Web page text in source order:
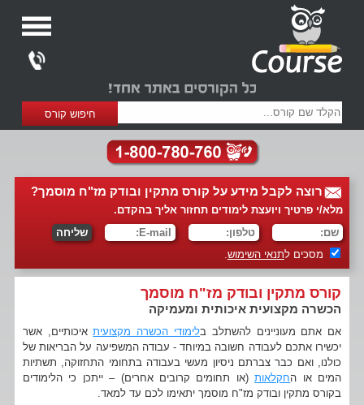
רוצה לקבל מידע על קורס מתקין ובודק מז"ח מוסמך?
מלא/י פרטיך ויועצת לימודים תחזור אליך בהקדם.
מסכים לתנאי השימוש.
קורס מתקין ובודק מז"ח מוסמך
הכשרה מקצועית איכותית ומעמיקה
אם אתם מעוניינים להשתלב בלימודי הכשרה מקצועיתאיכותיים, אשר
יכשירו אתכם לעבודה חשובה במיוחד - עבודה המשפיעה על הבריאות של
כולנו, ואם כבר צברתם ניסיון מעשי בעבודה בתחומי התחזוקה, תשתיות
המים או החקלאות(או תחומים קרובים אחרים) – ייתכן כי הלימודים
בקורס מתקין ובודק מז"ח מוסמך יתאימו לכם עד למאד.